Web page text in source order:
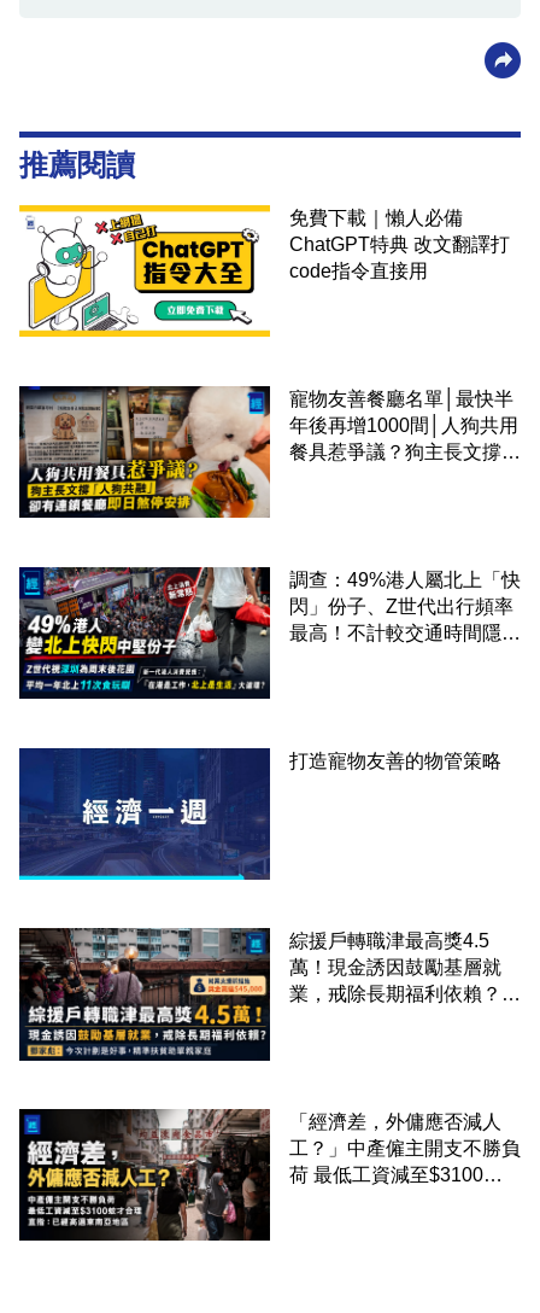
推薦閱讀
免費下載｜懶人必備
ChatGPT特典 改文翻譯打
code指令直接用
寵物友善餐廳名單│最快半
年後再增1000間│人狗共用
餐具惹爭議？狗主長文撐
調查：49%港人屬北上「快
閃」份子、Z世代出行頻率
最高！不計較交通時間隱形
打造寵物友善的物管策略
綜援戶轉職津最高獎4.5
萬！現金誘因鼓勵基層就
業，戒除長期福利依賴？鄧
「經濟差，外傭應否減人
工？」中產僱主開支不勝負
荷 最低工資減至$3100蚊